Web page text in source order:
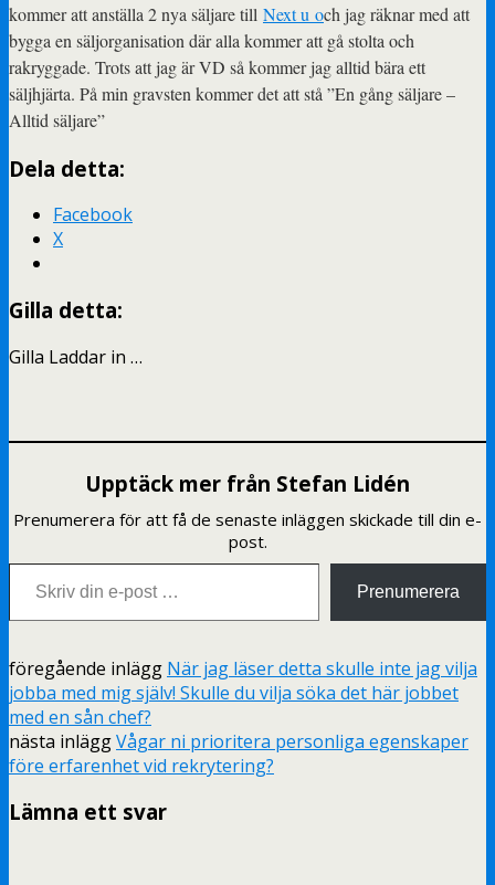
kommer att anställa 2 nya säljare till Next u och jag räknar med att
bygga en säljorganisation där alla kommer att gå stolta och
rakryggade. Trots att jag är VD så kommer jag alltid bära ett
säljhjärta. På min gravsten kommer det att stå ”En gång säljare –
Alltid säljare”
Dela detta:
Facebook
X
Gilla detta:
Gilla Laddar in …
Upptäck mer från Stefan Lidén
Prenumerera för att få de senaste inläggen skickade till din e-
post.
Skriv din e-post …
Prenumerera
föregående inlägg När jag läser detta skulle inte jag vilja
jobba med mig själv! Skulle du vilja söka det här jobbet
med en sån chef?
nästa inläggVågar ni prioritera personliga egenskaper
före erfarenhet vid rekrytering?
Lämna ett svar